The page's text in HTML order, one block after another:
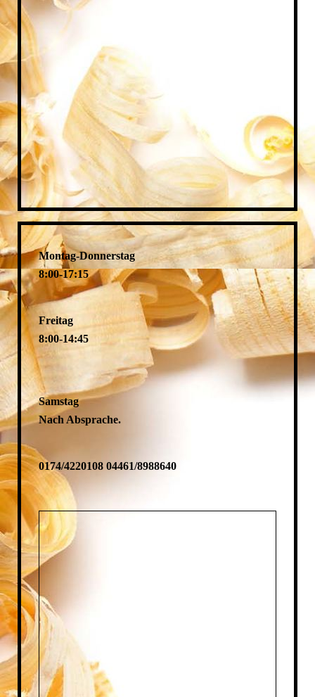
Montag-Donnerstag
8:00-17:15
Freitag
8:00-14:45
Samstag
Nach Absprache.
0174/4220108 04461/8988640